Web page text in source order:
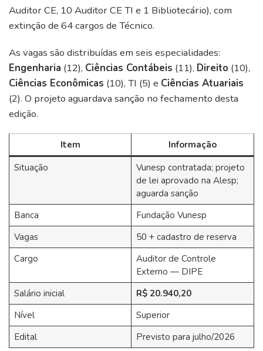
Auditor CE, 10 Auditor CE TI e 1 Bibliotecário), com
extinção de 64 cargos de Técnico.
As vagas são distribuídas em seis especialidades:
Engenharia (12), Ciências Contábeis (11), Direito (10),
Ciências Econômicas (10), TI (5) e Ciências Atuariais
(2). O projeto aguardava sanção no fechamento desta
edição.
Item
Informação
Situação
Vunesp contratada; projeto
de lei aprovado na Alesp;
aguarda sanção
Banca
Fundação Vunesp
Vagas
50 + cadastro de reserva
Cargo
Auditor de Controle
Externo — DIPE
Salário inicial
R$ 20.940,20
Nível
Superior
Edital
Previsto para julho/2026